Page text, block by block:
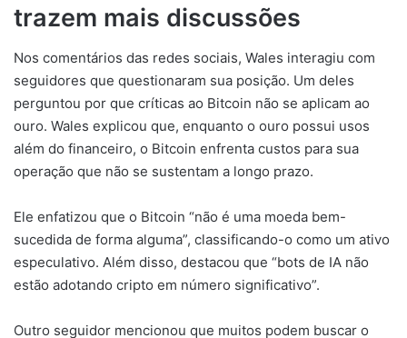
trazem mais discussões
Nos comentários das redes sociais, Wales interagiu com
seguidores que questionaram sua posição. Um deles
perguntou por que críticas ao Bitcoin não se aplicam ao
ouro. Wales explicou que, enquanto o ouro possui usos
além do financeiro, o Bitcoin enfrenta custos para sua
operação que não se sustentam a longo prazo.
Ele enfatizou que o Bitcoin “não é uma moeda bem-
sucedida de forma alguma”, classificando-o como um ativo
especulativo. Além disso, destacou que “bots de IA não
estão adotando cripto em número significativo”.
Outro seguidor mencionou que muitos podem buscar o